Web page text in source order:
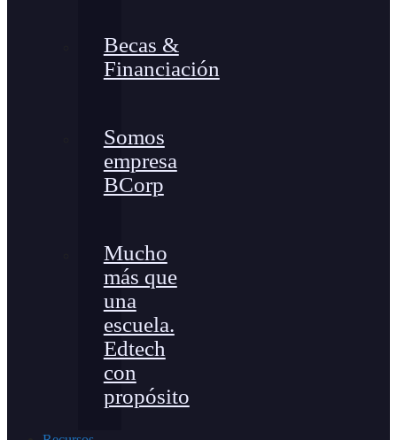
Becas &
Financiación
Somos
empresa
BCorp
Mucho
más que
una
escuela.
Edtech
con
propósito